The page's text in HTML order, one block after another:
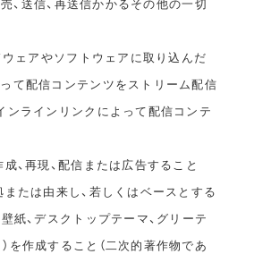
ェアやソフトウェアに取り込んだ
て配信コンテンツをストリーム配信
ンラインリンクによって配信コンテ
、再現、配信または広告すること
たは由来し、若しくはベースとする
紙、デスクトップテーマ、グリーテ
を作成すること（二次的著作物であ